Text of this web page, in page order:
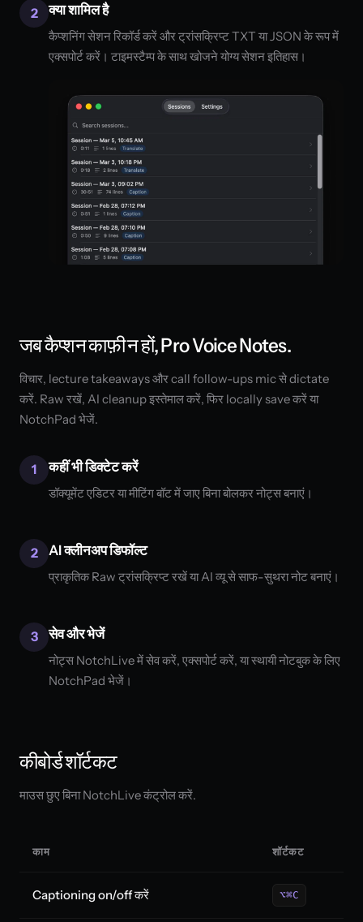
2 क्या शामिल है
कैप्शनिंग सेशन रिकॉर्ड करें और ट्रांसक्रिप्ट TXT या JSON के रूप में
एक्सपोर्ट करें। टाइमस्टैम्प के साथ खोजने योग्य सेशन इतिहास।
जब कैप्शन काफ़ी न हों, Pro Voice Notes.
विचार, lecture takeaways और call follow-ups mic से dictate
करें. Raw रखें, AI cleanup इस्तेमाल करें, फिर locally save करें या
NotchPad भेजें.
1 कहीं भी डिक्टेट करें
डॉक्यूमेंट एडिटर या मीटिंग बॉट में जाए बिना बोलकर नोट्स बनाएं।
2 AI क्लीनअप डिफॉल्ट
प्राकृतिक Raw ट्रांसक्रिप्ट रखें या AI व्यू से साफ-सुथरा नोट बनाएं।
3 सेव और भेजें
नोट्स NotchLive में सेव करें, एक्सपोर्ट करें, या स्थायी नोटबुक के लिए
NotchPad भेजें।
कीबोर्ड शॉर्टकट
माउस छुए बिना NotchLive कंट्रोल करें.
काम शॉर्टकट
Captioning on/off करें ⌥⌘C